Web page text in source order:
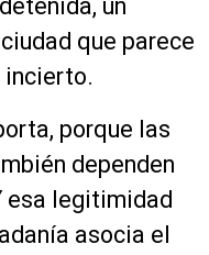
un
que parece
incierto.
porque las
dependen
esa legitimidad
asocia el